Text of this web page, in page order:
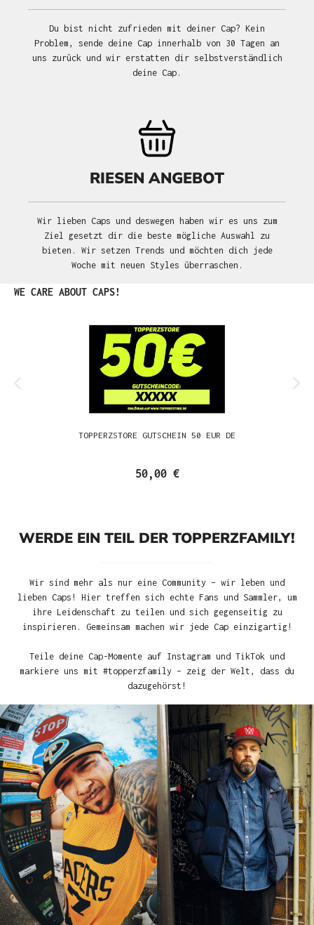
Du bist nicht zufrieden mit deiner Cap? Kein
Problem, sende deine Cap innerhalb von 30 Tagen an
uns zurück und wir erstatten dir selbstverständlich
deine Cap.
RIESEN ANGEBOT
Wir lieben Caps und deswegen haben wir es uns zum
Ziel gesetzt dir die beste mögliche Auswahl zu
bieten. Wir setzen Trends und möchten dich jede
Woche mit neuen Styles überraschen.
Produktgalerie überspringen
WE CARE ABOUT CAPS!
TOPPERZSTORE GUTSCHEIN 50 EUR DE
50,00 €
WERDE EIN TEIL DER TOPPERZFAMILY!
Wir sind mehr als nur eine Community – wir leben und
lieben Caps! Hier treffen sich echte Fans und Sammler, um
ihre Leidenschaft zu teilen und sich gegenseitig zu
inspirieren. Gemeinsam machen wir jede Cap einzigartig!
Teile deine Cap-Momente auf Instagram und TikTok und
markiere uns mit #topperzfamily – zeig der Welt, dass du
dazugehörst!